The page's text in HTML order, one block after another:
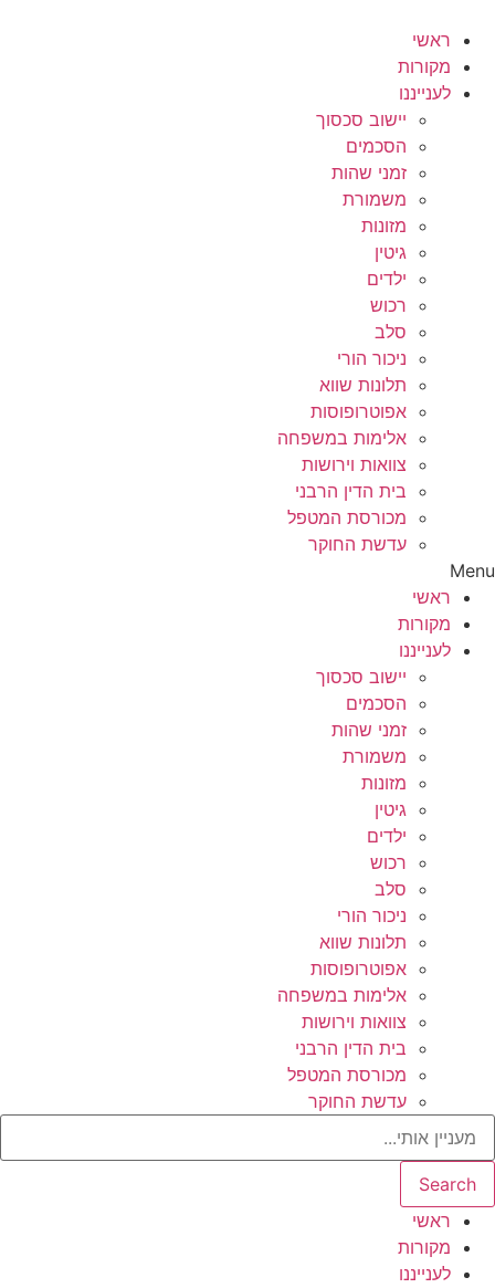
לתוכן
ראשי
מקורות
לענייננו
יישוב סכסוך
הסכמים
זמני שהות
משמורת
מזונות
גיטין
ילדים
רכוש
סלב
ניכור הורי
תלונות שווא
אפוטרופוסות
אלימות במשפחה
צוואות וירושות
בית הדין הרבני
מכורסת המטפל
עדשת החוקר
Menu
ראשי
מקורות
לענייננו
יישוב סכסוך
הסכמים
זמני שהות
משמורת
מזונות
גיטין
ילדים
רכוש
סלב
ניכור הורי
תלונות שווא
אפוטרופוסות
אלימות במשפחה
צוואות וירושות
בית הדין הרבני
מכורסת המטפל
עדשת החוקר
Search
ראשי
מקורות
לענייננו